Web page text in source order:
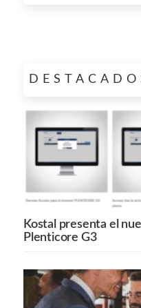
Kostal presenta el
Plenticore G3